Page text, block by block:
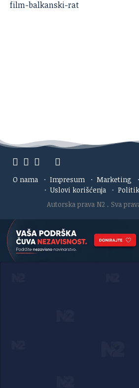
film-balkanski-rat
O nama · Impresum · Marketing ·
· Uslovi korišćenja ·
Autorska prava N2 . Sva